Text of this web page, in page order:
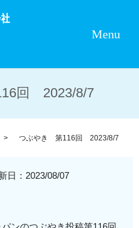
Menu
回 2023/8/7
つぶやき 第116回 2023/8/7
日：2023/08/07